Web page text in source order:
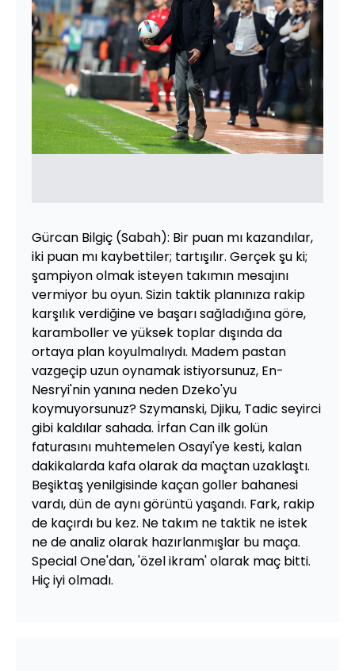
Gürcan Bilgiç (Sabah): Bir puan mı kazandılar,
iki puan mı kaybettiler; tartışılır. Gerçek şu ki;
şampiyon olmak isteyen takımın mesajını
vermiyor bu oyun. Sizin taktik planınıza rakip
karşılık verdiğine ve başarı sağladığına göre,
karamboller ve yüksek toplar dışında da
ortaya plan koyulmalıydı. Madem pastan
vazgeçip uzun oynamak istiyorsunuz, En-
Nesryi'nin yanına neden Dzeko'yu
koymuyorsunuz? Szymanski, Djiku, Tadic seyirci
gibi kaldılar sahada. İrfan Can ilk golün
faturasını muhtemelen Osayi'ye kesti, kalan
dakikalarda kafa olarak da maçtan uzaklaştı.
Beşiktaş yenilgisinde kaçan goller bahanesi
vardı, dün de aynı görüntü yaşandı. Fark, rakip
de kaçırdı bu kez. Ne takım ne taktik ne istek
ne de analiz olarak hazırlanmışlar bu maça.
Special One'dan, 'özel ikram' olarak maç bitti.
Hiç iyi olmadı.